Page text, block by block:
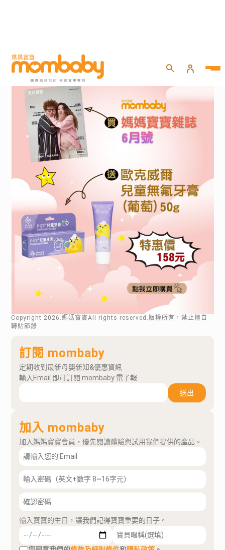
Copyright 2026 .媽媽寶寶All rights reserved.版權所有，禁止擅自
轉貼節錄
訂閱 mombaby
定期收到最新母嬰新知&優惠資訊
輸入Email 即可訂閱 mombaby 電子報
送出
加入 mombaby
加入媽媽寶寶會員，優先閱讀體驗與試用我們提供的產品。
輸入寶寶的生日，讓我們記得寶寶重要的日子。